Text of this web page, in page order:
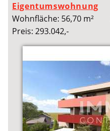
Eigentumswohnung
Wohnfläche: 56,70 m²
Preis: 293.042,-